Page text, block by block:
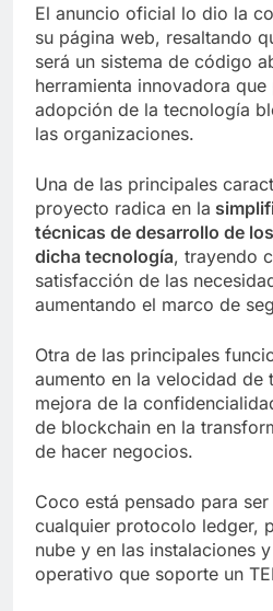
El anuncio oficial lo dio la
su página web, resaltando
será un sistema de código
herramienta innovadora
adopción de la tecnología
las organizaciones.
Una de las principales
proyecto radica en la
técnicas de desarrollo de
dicha tecnología, trayendo
satisfacción de las
aumentando el marco de
Otra de las principales
aumento en la velocidad de
mejora de la
de blockchain en la
de hacer negocios.
Coco está pensado para
cualquier protocolo ledger,
nube y en las instalaciones
operativo que soporte un